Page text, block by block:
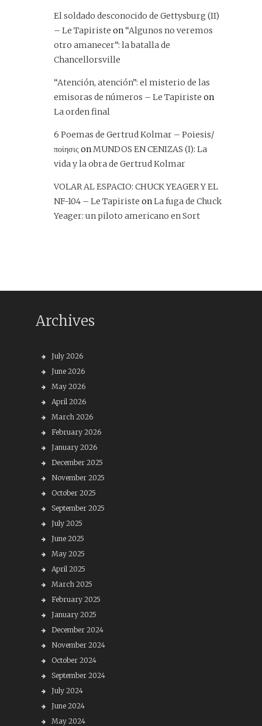
El soldado desconocido de Gettysburg (II)
– Le Tapiriste on“Algunos no veremos
otro amanecer”: la batalla de
Chancellorsville
“Atención, atención”: el misterio de las
emisoras de números – Le Tapiriste on
La orden final
6 Poemas de Gertrud Kolmar – Poiesis/
ποίησις onMUNDOS EN CENIZAS (I): La
vida y la obra de Gertrud Kolmar
VOLAR AL ESPACIO: CHUCK YEAGER Y EL
NF-104 – Le Tapiriste onLa fuga de Chuck
Yeager: un piloto americano en Sort
Archives
July 2026
June 2026
May 2026
April 2026
March 2026
February 2026
January 2026
December 2025
November 2025
October 2025
September 2025
July 2025
June 2025
May 2025
April 2025
March 2025
February 2025
January 2025
December 2024
November 2024
October 2024
September 2024
July 2024
June 2024
May 2024